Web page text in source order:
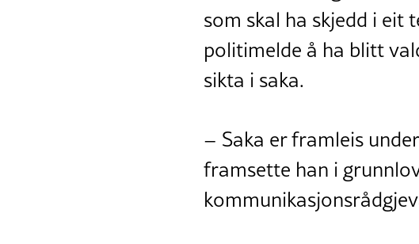
som skal ha skjedd i eit
politimelde å ha blitt
sikta i saka.
– Saka er framleis
framsette han i